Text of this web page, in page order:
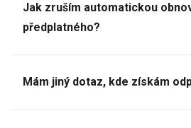
Jak zruším automatickou
předplatného?
Mám jiný dotaz, kde získám